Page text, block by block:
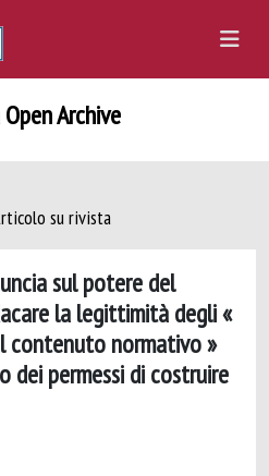
Archive
su rivista
sul potere del
la legittimità degli «
contenuto normativo »
dei permessi di costruire